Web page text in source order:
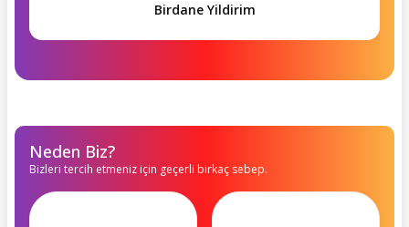
Birdane Yildirim
Neden Biz?
Bizleri tercih etmeniz için geçerli birkaç sebep.